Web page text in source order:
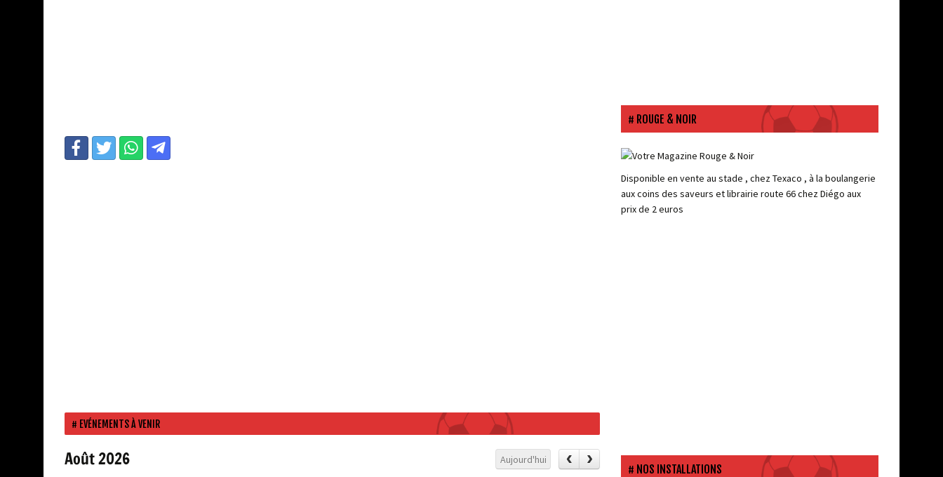
EVÉNEMENTS À VENIR
Août 2026 Aujourd'hui
ROUGE & NOIR
Disponible en vente au stade , chez Texaco , à la boulangerie
aux coins des saveurs et librairie route 66 chez Diégo aux
prix de 2 euros
NOS INSTALLATIONS